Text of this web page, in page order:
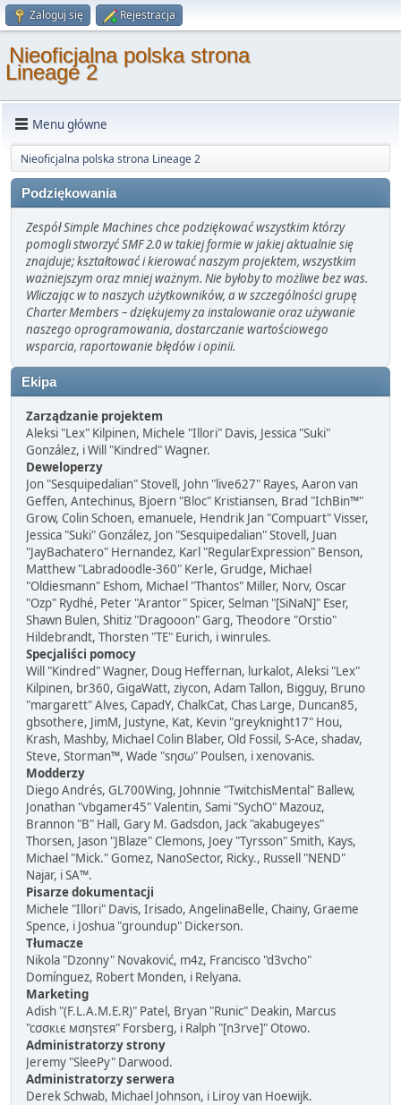
Zaloguj się Rejestracja
Nieoficjalna polska strona
Lineage 2
Menu główne
Nieoficjalna polska strona Lineage 2
Podziękowania
Zespół Simple Machines chce podziękować wszystkim którzy
pomogli stworzyć SMF 2.0 w takiej formie w jakiej aktualnie się
znajduje; kształtować i kierować naszym projektem, wszystkim
ważniejszym oraz mniej ważnym. Nie byłoby to możliwe bez was.
Wliczając w to naszych użytkowników, a w szczególności grupę
Charter Members – dziękujemy za instalowanie oraz używanie
naszego oprogramowania, dostarczanie wartościowego
wsparcia, raportowanie błędów i opinii.
Ekipa
Zarządzanie projektem
Aleksi "Lex" Kilpinen, Michele "Illori" Davis, Jessica "Suki"
González, i Will "Kindred" Wagner.
Deweloperzy
Jon "Sesquipedalian" Stovell, John "live627" Rayes, Aaron van
Geffen, Antechinus, Bjoern "Bloc" Kristiansen, Brad "IchBin™"
Grow, Colin Schoen, emanuele, Hendrik Jan "Compuart" Visser,
Jessica "Suki" González, Jon "Sesquipedalian" Stovell, Juan
"JayBachatero" Hernandez, Karl "RegularExpression" Benson,
Matthew "Labradoodle-360" Kerle, Grudge, Michael
"Oldiesmann" Eshom, Michael "Thantos" Miller, Norv, Oscar
"Ozp" Rydhé, Peter "Arantor" Spicer, Selman "[SiNaN]" Eser,
Shawn Bulen, Shitiz "Dragooon" Garg, Theodore "Orstio"
Hildebrandt, Thorsten "TE" Eurich, i winrules.
Specjaliści pomocy
Will "Kindred" Wagner, Doug Heffernan, lurkalot, Aleksi "Lex"
Kilpinen, br360, GigaWatt, ziycon, Adam Tallon, Bigguy, Bruno
"margarett" Alves, CapadY, ChalkCat, Chas Large, Duncan85,
gbsothere, JimM, Justyne, Kat, Kevin "greyknight17" Hou,
Krash, Mashby, Michael Colin Blaber, Old Fossil, S-Ace, shadav,
Steve, Storman™, Wade "sησω" Poulsen, i xenovanis.
Modderzy
Diego Andrés, GL700Wing, Johnnie "TwitchisMental" Ballew,
Jonathan "vbgamer45" Valentin, Sami "SychO" Mazouz,
Brannon "B" Hall, Gary M. Gadsdon, Jack "akabugeyes"
Thorsen, Jason "JBlaze" Clemons, Joey "Tyrsson" Smith, Kays,
Michael "Mick." Gomez, NanoSector, Ricky., Russell "NEND"
Najar, i SA™.
Pisarze dokumentacji
Michele "Illori" Davis, Irisado, AngelinaBelle, Chainy, Graeme
Spence, i Joshua "groundup" Dickerson.
Tłumacze
Nikola "Dzonny" Novaković, m4z, Francisco "d3vcho"
Domínguez, Robert Monden, i Relyana.
Marketing
Adish "(F.L.A.M.E.R)" Patel, Bryan "Runic" Deakin, Marcus
"cσσкιє мσηѕтєя" Forsberg, i Ralph "[n3rve]" Otowo.
Administratorzy strony
Jeremy "SleePy" Darwood.
Administratorzy serwera
Derek Schwab, Michael Johnson, i Liroy van Hoewijk.